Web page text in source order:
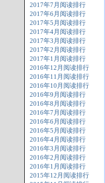
2017年7月阅读排行
2017年6月阅读排行
2017年5月阅读排行
2017年4月阅读排行
2017年3月阅读排行
2017年2月阅读排行
2017年1月阅读排行
2016年12月阅读排行
2016年11月阅读排行
2016年10月阅读排行
2016年9月阅读排行
2016年8月阅读排行
2016年7月阅读排行
2016年6月阅读排行
2016年5月阅读排行
2016年4月阅读排行
2016年3月阅读排行
2016年2月阅读排行
2016年1月阅读排行
2015年12月阅读排行